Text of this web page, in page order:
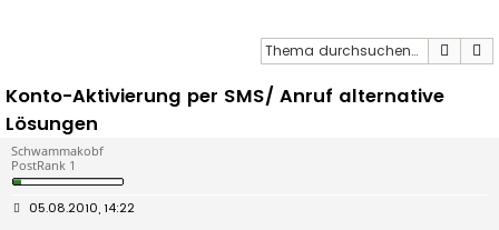
Suche
Konto-Aktivierung per SMS/ Anruf alternative
Lösungen
Schwammakobf
PostRank 1
B05.08.2010, 14:22